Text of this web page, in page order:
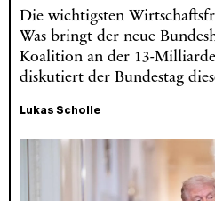
Die wichtigsten
Was bringt der neue
Koalition an der 13-
diskutiert der Bundestag
Lukas Scholle